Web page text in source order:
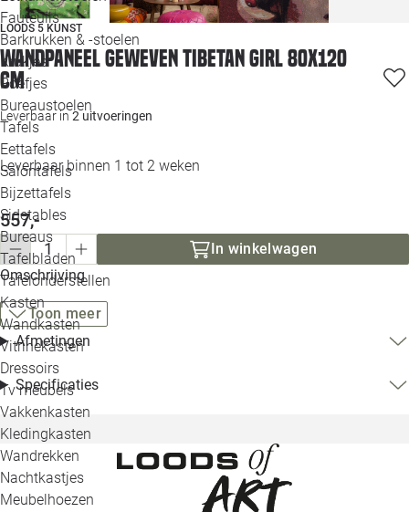
Fauteuils
Barkrukken & -stoelen
Krukjes
Poefjes
Bureaustoelen
Tafels
Eettafels
Salontafels
Bijzettafels
Sidetables
Bureaus
Tafelbladen
Tafelonderstellen
Kasten
Wandkasten
Vitrinekasten
Dressoirs
Tv meubels
Vakkenkasten
Kledingkasten
Wandrekken
Nachtkastjes
Meubelhoezen
Alle
LOODS 5 KUNST
Wandpaneel geweven Tibetan Girl 80x120
cm
Leverbaar in 2 uitvoeringen
Leverbaar binnen 1 tot 2 weken
557,-
In winkelwagen
Omschrijving
Toon meer
Afmetingen
Specificaties